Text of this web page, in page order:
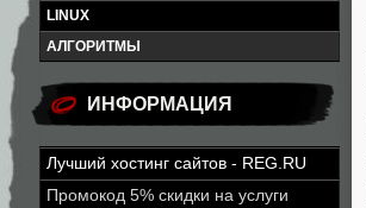
LINUX
АЛГОРИТМЫ
ИНФОРМАЦИЯ
Лучший хостинг сайтов - REG.RU
Промокод 5% скидки на услуги